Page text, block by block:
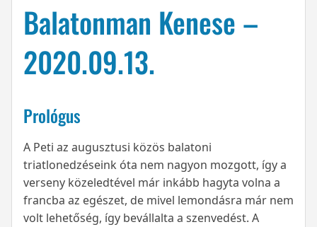
Balatonman Kenese –
2020.09.13.
Prológus
A Peti az augusztusi közös balatoni
triatlonedzéseink óta nem nagyon mozgott, így a
verseny közeledtével már inkább hagyta volna a
francba az egészet, de mivel lemondásra már nem
volt lehetőség, így bevállalta a szenvedést. A